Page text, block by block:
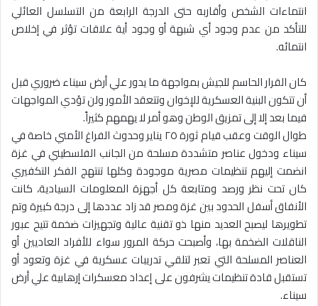
انتماءات الشخص وأقاربه حتى الدرجة الرابعة من التسلسل العائلي
للتأكد من عدم وجود أي شبهة أو وجود أية علاقات تؤثر في إخلاص
انتمائه.
كان القرار الحاسم للجيش بمواجهة ما يدور علي أرض سيناء ضروري قبل
أن تتكون البنية العسكرية للإخوان وتتعقد الأمور ولن تؤدي المواجهات
فيما بعد إلا إلى تمزيق الوطن وهو أمر لا يهمهم كثيراً.
طوال الوقت وعقب قيام ثورة ٢٥ يناير وحدوث الفراغ الأمني خاصة في
سيناء ودخول عناصر متشددة مسلحة من الجانب الفلسطيني في غزة
انضمت إليهم تنظيمات مصرية موجودة وكلها تنتهج الفكر التكفيري
كان تحت نظر ورصد ومتابعة كل أجهزة المعلومات السيادية، كانت
الأنفاق أسفل الحدود بين غزة ومصر قد زاد عددها إلى درجة كبيرة وتم
تطويرها ليصبح العديد منها ذو تقنية عالية وتجهيزات ضخمة تتيح عبور
الناقلات الضخمة بها، وأصبحت حركة المرور سواء للأفراد العاديين أو
العناصر المسلحة التي تعبر لتلقي تدريبات عسكرية في غزة وتعود أو
تستقبل قادة تنظيمات يشرفون على إعداد معسكرات إرهابية علي أرض
سيناء.